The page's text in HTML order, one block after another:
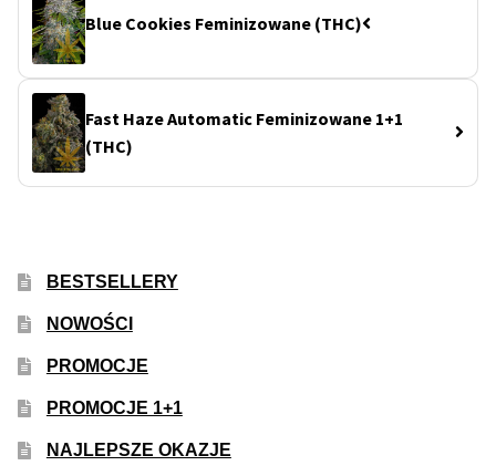
Blue Cookies Feminizowane (THC)
Fast Haze Automatic Feminizowane 1+1
(THC)
BESTSELLERY
NOWOŚCI
PROMOCJE
PROMOCJE 1+1
NAJLEPSZE OKAZJE